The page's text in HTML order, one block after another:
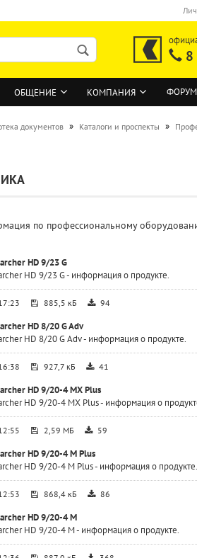
ОБЩЕНИЕ КОМПАНИЯ ФОРУМ
документов » Каталоги и проспекты »
по профессиональному
HD 9/23 G
HD 9/23 G - информация о продукте.
885,5 кБ 94
HD 8/20 G Adv
HD 8/20 G Adv - информация о продукте.
927,7 кБ 41
HD 9/20-4 MX Plus
HD 9/20-4 MX Plus - информация о
2,59 МБ 59
HD 9/20-4 M Plus
HD 9/20-4 M Plus - информация о продукте.
868,4 кБ 86
HD 9/20-4 M
HD 9/20-4 M - информация о продукте.